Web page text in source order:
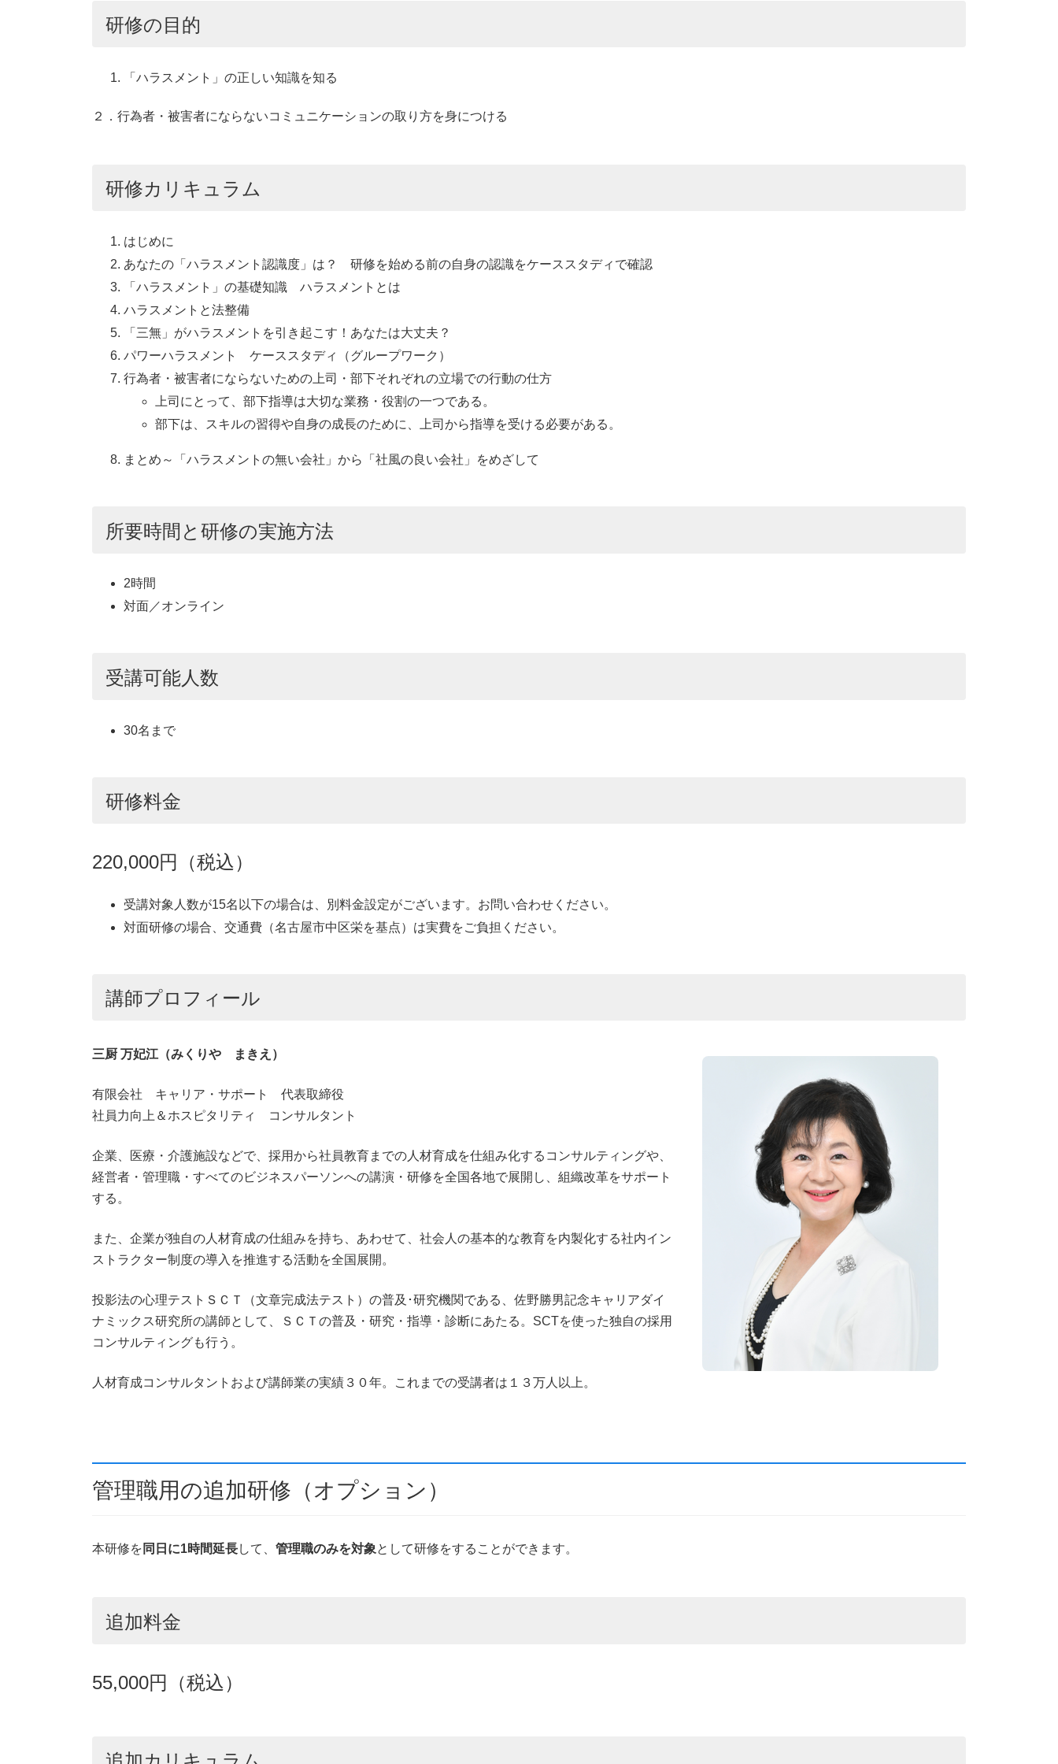
研修の目的
「ハラスメント」の正しい知識を知る
２．行為者・被害者にならないコミュニケーションの取り方を身につける
研修カリキュラム
はじめに
あなたの「ハラスメント認識度」は？ 研修を始める前の自身の認識をケーススタディで確認
「ハラスメント」の基礎知識 ハラスメントとは
ハラスメントと法整備
「三無」がハラスメントを引き起こす！あなたは大丈夫？
パワーハラスメント ケーススタディ（グループワーク）
行為者・被害者にならないための上司・部下それぞれの立場での行動の仕方
上司にとって、部下指導は大切な業務・役割の一つである。
部下は、スキルの習得や自身の成長のために、上司から指導を受ける必要がある。
まとめ～「ハラスメントの無い会社」から「社風の良い会社」をめざして
所要時間と研修の実施方法
2時間
対面／オンライン
受講可能人数
30名まで
研修料金
220,000円（税込）
受講対象人数が15名以下の場合は、別料金設定がございます。お問い合わせください。
対面研修の場合、交通費（名古屋市中区栄を基点）は実費をご負担ください。
講師プロフィール
三厨 万妃江（みくりや まきえ）
有限会社 キャリア・サポート 代表取締役
社員力向上＆ホスピタリティ コンサルタント
企業、医療・介護施設などで、採用から社員教育までの人材育成を仕組み化するコンサルティングや、
経営者・管理職・すべてのビジネスパーソンへの講演・研修を全国各地で展開し、組織改革をサポート
する。
また、企業が独自の人材育成の仕組みを持ち、あわせて、社会人の基本的な教育を内製化する社内イン
ストラクター制度の導入を推進する活動を全国展開。
投影法の心理テストＳＣＴ（文章完成法テスト）の普及･研究機関である、佐野勝男記念キャリアダイ
ナミックス研究所の講師として、ＳＣＴの普及・研究・指導・診断にあたる。SCTを使った独自の採用
コンサルティングも行う。
人材育成コンサルタントおよび講師業の実績３０年。これまでの受講者は１３万人以上。
管理職用の追加研修（オプション）
本研修を 同日に1時間延長して、 管理職のみを対象として研修をすることができます。
追加料金
55,000円（税込）